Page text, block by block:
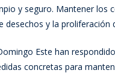
y seguro. Mantener los
desechos y la proliferación
Este han
concretas para